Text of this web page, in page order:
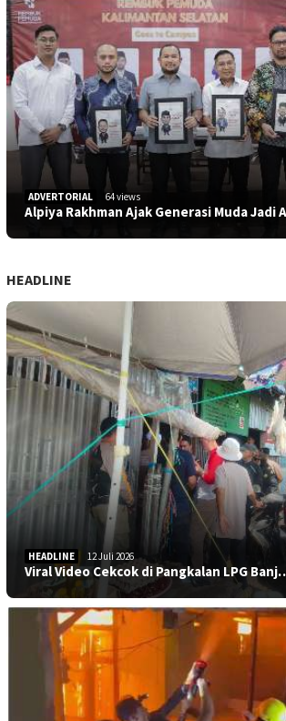
ADVERTORIAL 64 views
Alpiya Rakhman Ajak Generasi Muda Jadi
HEADLINE
HEADLINE 12 Juli 2026
Viral Video Cekcok di Pangkalan LPG